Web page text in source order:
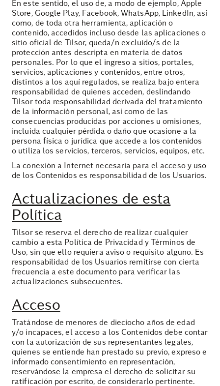
En este sentido, el uso de, a modo de ejemplo, Apple
Store, Google Play, Facebook, WhatsApp, LinkedIn, así
como, de toda otra herramienta, aplicación o
contenido, accedidos incluso desde las aplicaciones o
sitio oficial de Tilsor, queda/n excluido/s de la
protección antes descripta en materia de datos
personales. Por lo que el ingreso a sitios, portales,
servicios, aplicaciones y contenidos, entre otros,
distintos a los aquí regulados, se realiza bajo entera
responsabilidad de quienes acceden, deslindando
Tilsor toda responsabilidad derivada del tratamiento
de la información personal, así como de las
consecuencias producidas por acciones u omisiones,
incluida cualquier pérdida o daño que ocasione a la
persona física o jurídica que accede a los contenidos
o utiliza los servicios, terceros, servicios, equipos, etc.
La conexión a Internet necesaria para el acceso y uso
de los Contenidos es responsabilidad de los Usuarios.
Actualizaciones de esta
Política
Tilsor se reserva el derecho de realizar cualquier
cambio a esta Política de Privacidad y Términos de
Uso, sin que ello requiera aviso o requisito alguno. Es
responsabilidad de los Usuarios remitirse con cierta
frecuencia a este documento para verificar las
actualizaciones subsecuentes.
Acceso
Tratándose de menores de dieciocho años de edad
y/o incapaces, el acceso a los Contenidos debe contar
con la autorización de sus representantes legales,
quienes se entiende han prestado su previo, expreso e
informado consentimiento en representación,
reservándose la empresa el derecho de solicitar su
ratificación por escrito, de considerarlo pertinente.